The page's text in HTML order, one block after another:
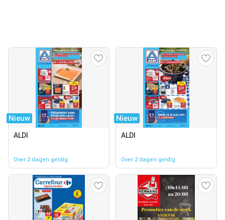
Nieuw
ALDI
Over 2 dagen geldig
Nieuw
ALDI
Over 2 dagen geldig